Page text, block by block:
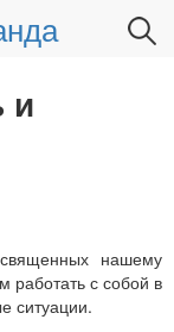
Найти:
и
нашему
работать с собой в
ситуации.